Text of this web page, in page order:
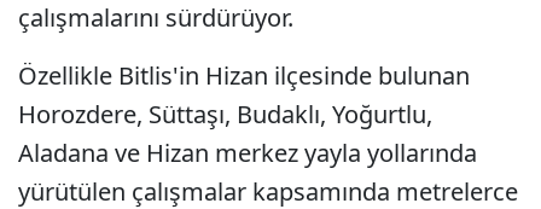
çalışmalarını sürdürüyor.
Özellikle Bitlis'in Hizan ilçesinde bulunan
Horozdere, Süttaşı, Budaklı, Yoğurtlu,
Aladana ve Hizan merkez yayla yollarında
yürütülen çalışmalar kapsamında metrelerce